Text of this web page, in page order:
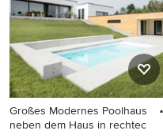
Großes Modernes Poolhaus
neben dem Haus in rechtec